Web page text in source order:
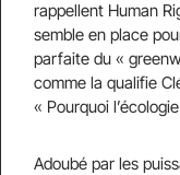
rappellent Human
semble en place
parfaite du «
comme la qualifie
« Pourquoi
Adoubé par les